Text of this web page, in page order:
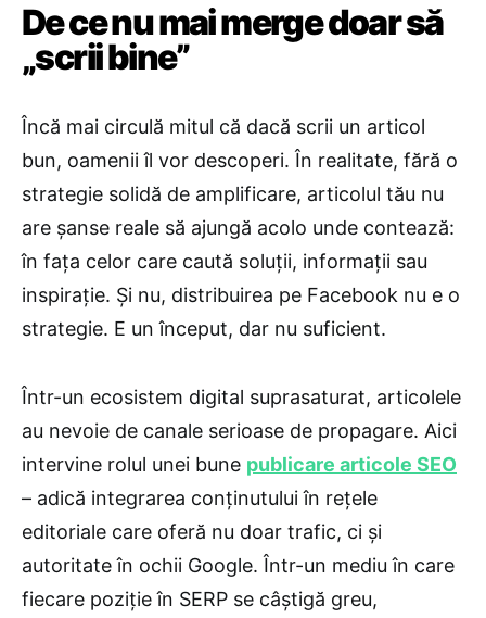
De ce nu mai merge doar să
„scrii bine”
Încă mai circulă mitul că dacă scrii un articol
bun, oamenii îl vor descoperi. În realitate, fără o
strategie solidă de amplificare, articolul tău nu
are șanse reale să ajungă acolo unde contează:
în fața celor care caută soluții, informații sau
inspirație. Și nu, distribuirea pe Facebook nu e o
strategie. E un început, dar nu suficient.
Într-un ecosistem digital suprasaturat, articolele
au nevoie de canale serioase de propagare. Aici
intervine rolul unei bune publicare articole SEO
– adică integrarea conținutului în rețele
editoriale care oferă nu doar trafic, ci și
autoritate în ochii Google. Într-un mediu în care
fiecare poziție în SERP se câștigă greu,